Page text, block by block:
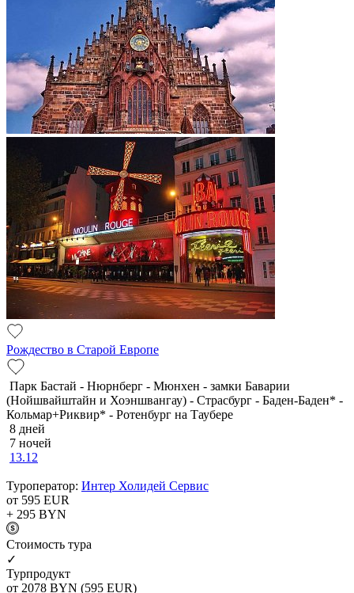
Рождество в Старой Европе
Парк Бастай - Нюрнберг - Мюнхен - замки Баварии
(Нойшвайштайн и Хоэншвангау) - Страсбург - Баден-Баден* -
Кольмар+Риквир* - Ротенбург на Таубере
8 дней
7 ночей
13.12
Туроператор: Интер Холидей Сервис
от 595 EUR
+ 295 BYN
Cтоимость тура
✓
Турпродукт
от 2078 BYN (595 EUR)